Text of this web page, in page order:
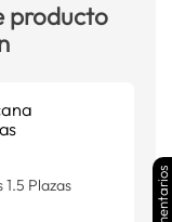
producto
Plazas